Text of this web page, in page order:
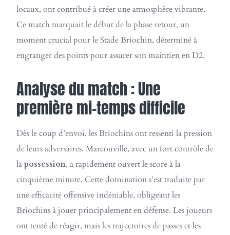
locaux, ont contribué à créer une atmosphère vibrante.
Ce match marquait le début de la phase retour, un
moment crucial pour le Stade Briochin, déterminé à
engranger des points pour assurer son maintien en D2.
Analyse du match : Une
première mi-temps difficile
Dès le coup d’envoi, les Briochins ont ressenti la pression
de leurs adversaires. Marcouville, avec un fort contrôle de
lapossession, a rapidement ouvert le score à la
cinquième minute. Cette domination s’est traduite par
une efficacité offensive indéniable, obligeant les
Briochins à jouer principalement en défense. Les joueurs
ont tenté de réagir, mais les trajectoires de passes et les